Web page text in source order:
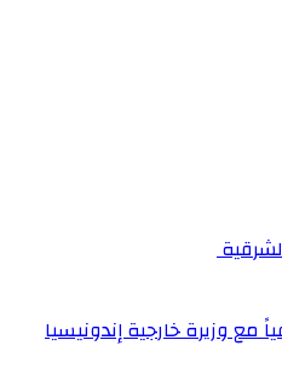
مع وزيرة خارجية إندونيسيا